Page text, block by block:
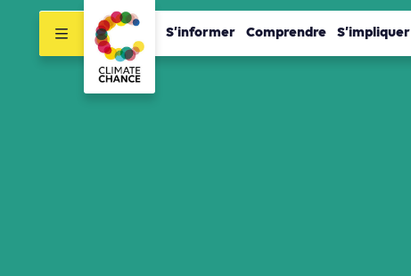
S’informer Comprendre S’impliquer